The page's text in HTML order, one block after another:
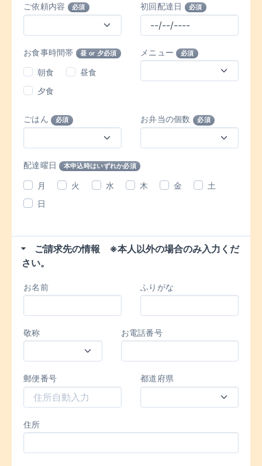
ご依頼内容 必須 初回配達日 必須
お食事時間帯 昼 or 夕必須
朝食
昼食
夕食
メニュー 必須
ごはん 必須 お弁当の個数 必須
配達曜日 本申込時はいずれか必須
月 火 水 木 金
土
日
ご請求先の情報 ※本人以外の場合のみ入力くだ
さい。
お名前 ふりがな
敬称 お電話番号
郵便番号 都道府県
住所